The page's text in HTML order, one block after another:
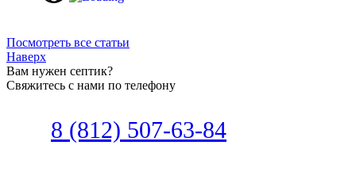
Посмотреть все статьи
Наверх
Вам нужен септик?
Свяжитесь с нами по телефону
8 (812) 507-63-84